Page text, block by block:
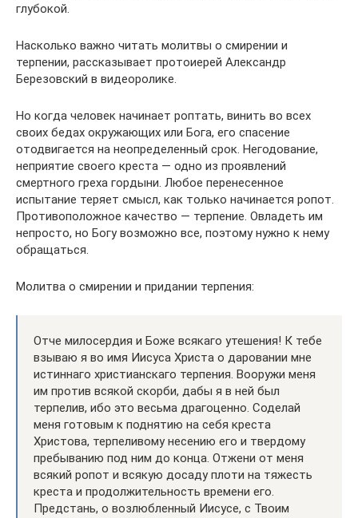
глубокой.
Насколько важно читать молитвы о смирении и
терпении, рассказывает протоиерей Александр
Березовский в видеоролике.
Но когда человек начинает роптать, винить во всех
своих бедах окружающих или Бога, его спасение
отодвигается на неопределенный срок. Негодование,
неприятие своего креста — одно из проявлений
смертного греха гордыни. Любое перенесенное
испытание теряет смысл, как только начинается ропот.
Противоположное качество — терпение. Овладеть им
непросто, но Богу возможно все, поэтому нужно к нему
обращаться.
Молитва о смирении и придании терпения:
Отче милосердия и Боже всякаго утешения! К тебе
взываю я во имя Иисуса Христа о даровании мне
истиннаго христианскаго терпения. Вооружи меня
им против всякой скорби, дабы я в ней был
терпелив, ибо это весьма драгоценно. Соделай
меня готовым к поднятию на себя креста
Христова, терпеливому несению его и твердому
пребыванию под ним до конца. Отжени от меня
всякий ропот и всякую досаду плоти на тяжесть
креста и продолжительность времени его.
Предстань, о возлюбленный Иисусе, с Твоим